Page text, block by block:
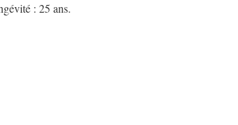
: 25 ans.